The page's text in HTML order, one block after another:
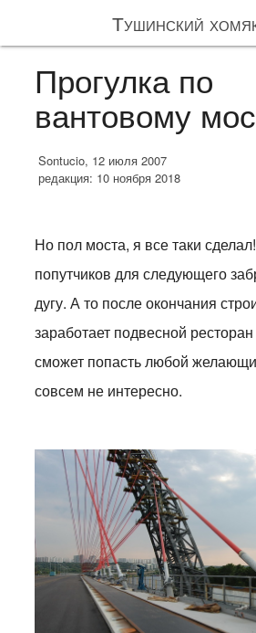
Тушинский
Прогулка по
вантовому
Sontucio, 12 июля 2007
редакция: 10 ноября 2018
Но пол моста, я все таки
попутчиков для следующего
дугу. А то после окончания
заработает подвесной
сможет попасть любой
совсем не интересно.